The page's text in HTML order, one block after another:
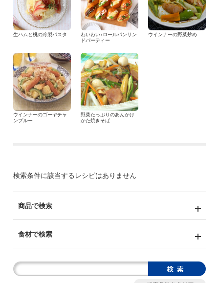
生ハムと桃の冷製パスタ
わいわい♪ロールパンサン
ドパーティー
ウインナーの野菜炒め
ウインナーのゴーヤチャ
ンプルー
野菜たっぷりのあんかけ
かた焼きそば
検索条件に該当するレシピはありません
商品で検索
食材で検索